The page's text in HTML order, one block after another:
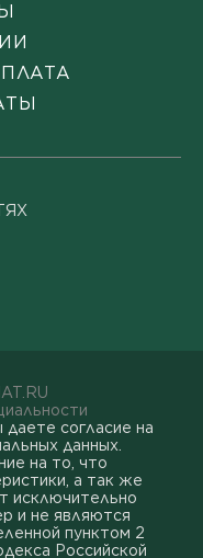
согласие на
данных.
нa то, что
а так же
исключитeльно
и не являютcя
пунктoм 2
Российской